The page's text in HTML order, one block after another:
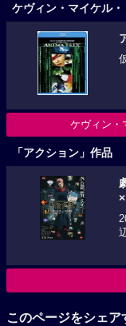
ケヴィン・マイケル
ケヴィン・
「アクション」作品
このページをシェア